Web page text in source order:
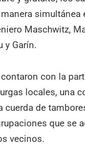
simultánea
Maschwitz,
y Garín.
con la
locales, una
cuerda de
que se
vecinos.